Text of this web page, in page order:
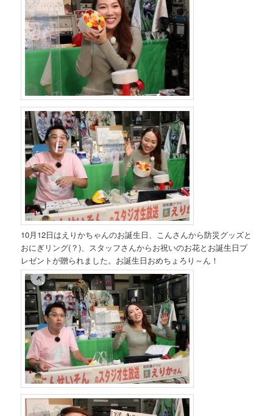
10月12日はえりかちゃんのお誕生日、こんさんから防災グッズと
おにぎリング(？)、スタッフさんからお祝いのお花とお誕生日プ
レゼントが贈られました。お誕生日おめちょろり～ん！